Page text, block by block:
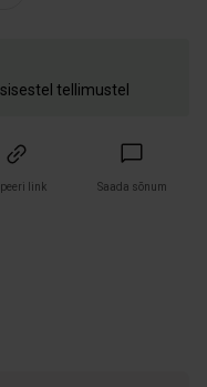
tellimustel
link Saada sõnum